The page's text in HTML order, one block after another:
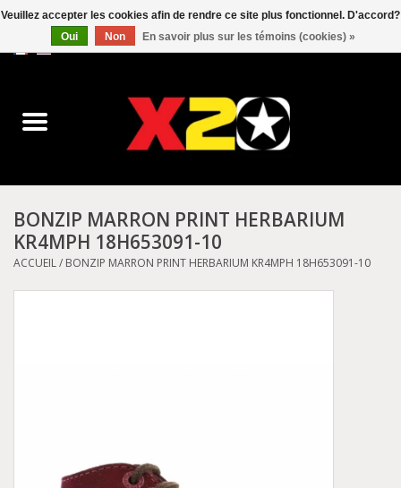
0 Articles - C$0.00
Converse
Kickers
Birkenstock
BONZIP MARRON PRINT HERBARIUM
KR4MPH 18H653091-10
ACCUEIL/ BONZIP MARRON PRINT HERBARIUM KR4MPH 18H653091-10
Veuillez accepter les cookies afin de rendre ce site plus fonctionnel. D'accord?
Oui
Non En savoir plus sur les témoins (cookies) »